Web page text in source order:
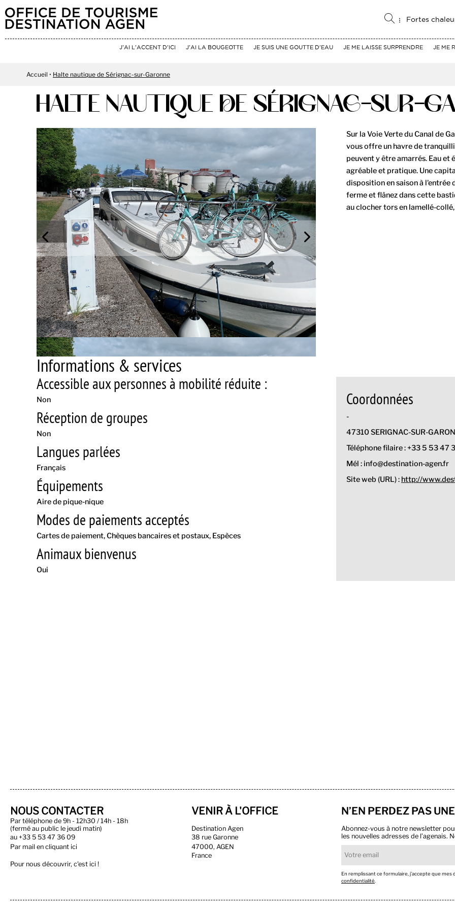
Fortes
J'AI L'ACCENT D'ICI J'AI LA BOUGEOTTE JE SUIS UNE GOUTTE D'EAU JE ME LAISSE SURPRENDRE JE ME
Accueil Halte nautique de Sérignac-sur-Garonne
HALTE NAUTIQUE DE SÉRIGNAC-SUR-
Sur la Voie Verte du Canal de
vous offre un havre de
peuvent y être amarrés. Eau
agréable et pratique. Une
disposition en saison à l'entrée
ferme et flânez dans cette
au clocher tors en lamellé-
Informations & services
Accessible aux personnes à mobilité réduite :
Non
Réception de groupes
Non
Langues parlées
Français
Équipements
Aire de pique-nique
Modes de paiements acceptés
Cartes de paiement Chèques bancaires et postaux Espèces
Animaux bienvenus
Oui
Coordonnées
-
47310 SERIGNAC-SUR-
Téléphone filaire : +33 5 53 47
Mél : info@destination-agen.fr
Site web (URL) : http://
NOUS CONTACTER
Par téléphone de 9h - 12h30 / 14h - 18h
(fermé au public le jeudi matin)
au +33 5 53 47 36 09
Par mail en cliquant ici
Pour nous découvrir, c'est ici !
VENIR À L'OFFICE
Destination Agen
38 rue Garonne
47000, AGEN
France
N’EN PERDEZ PAS
Abonnez-vous à notre newsletter
les nouvelles adresses de l’agenais.
En remplissant ce formulaire, j’accepte que
confidentialité